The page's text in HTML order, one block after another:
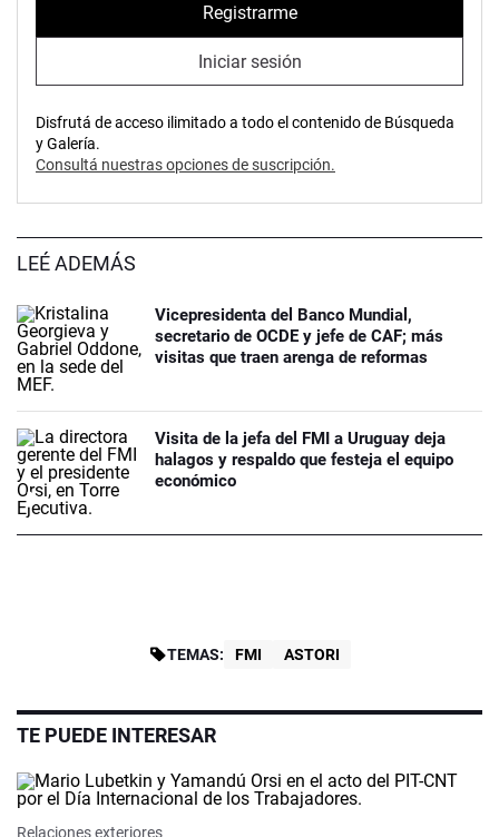
Registrarme
Iniciar sesión
Disfrutá de acceso ilimitado a todo el contenido de Búsqueda
y Galería.
Consultá nuestras opciones de suscripción.
LEÉ ADEMÁS
Vicepresidenta del Banco Mundial,
secretario de OCDE y jefe de CAF; más
visitas que traen arenga de reformas
Visita de la jefa del FMI a Uruguay deja
halagos y respaldo que festeja el equipo
económico
TEMAS: FMI ASTORI
TE PUEDE INTERESAR
Relaciones exteriores